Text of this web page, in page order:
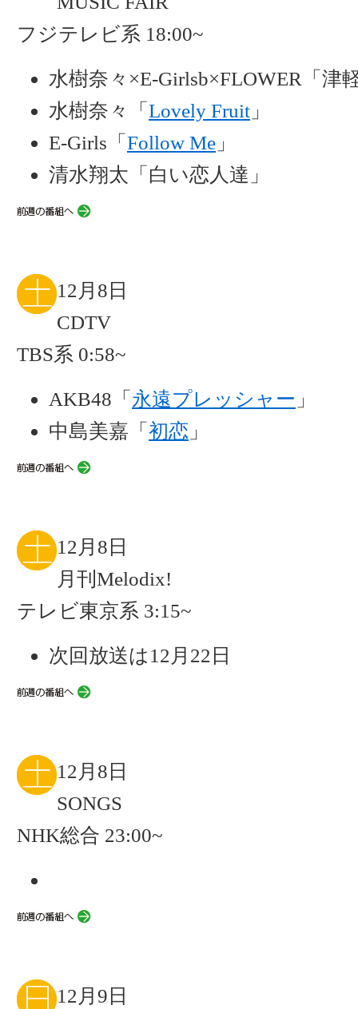
フジテレビ系 18:00~
水樹奈々×E-Girlsb×FLOWER「津
水樹奈々「 Lovely Fruit 」
E-Girls「 Follow Me 」
清水翔太「白い恋人達」
12月8日
CDTV
TBS系 0:58~
AKB48「 永遠プレッシャー 」
中島美嘉「 初恋 」
12月8日
月刊Melodix!
テレビ東京系 3:15~
次回放送は12月22日
12月8日
SONGS
NHK総合 23:00~
12月9日